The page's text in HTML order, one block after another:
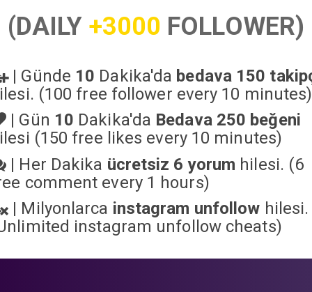
(DAILY +3000 FOLLOWER)
| Günde 10 Dakika'da bedava 150
(100 free follower every 10 minutes)
| Gün 10 Dakika'da Bedava 250 beğeni
(150 free likes every 10 minutes)
| Her Dakika ücretsiz 6 yorum hilesi. (6
comment every 1 hours)
| Milyonlarca instagram unfollow hilesi.
instagram unfollow cheats)